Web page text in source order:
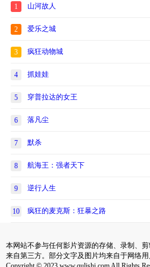
1 山河故人
2 爱乐之城
3 疯狂动物城
4 抓娃娃
5 穿普拉达的女王
6 落凡尘
7 默杀
8 航海王：强者天下
9 逆行人生
10 疯狂的麦克斯：狂暴之路
本网站不参与任何影片资源的存储、录制、
来自第三方。部分文字及图片均来自于网络用